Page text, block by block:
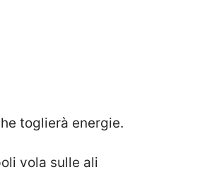
toglierà energie.
vola sulle ali